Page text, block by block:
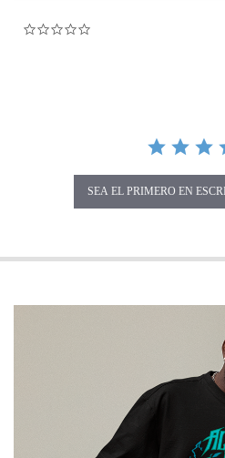
SEA EL PRIMERO EN